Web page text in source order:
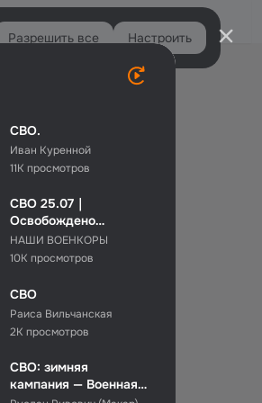
СВО.
Иван Куренной
11K просмотров
СВО 25.07｜
Освобождено
Весёлое ｜ Линия
обороны ВСУ по
НАШИ ВОЕНКОРЫ
10K просмотров
СВО
Раиса Вильчанская
2K просмотров
СВО: зимняя
кампания — Военная
Войти
Разрешить все Настроить